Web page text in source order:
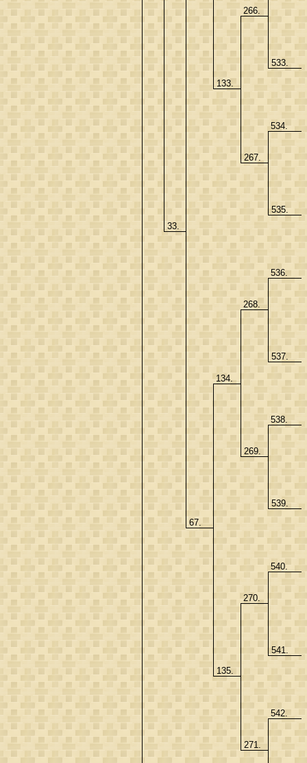
33.
133.
266.
533.
267.
534.
535.
67.
134.
268.
536.
537.
269.
538.
539.
135.
270.
540.
541.
271.
542.